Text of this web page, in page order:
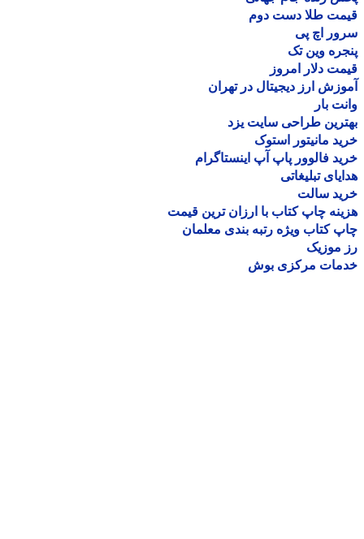
طلا دست دوم
اچ پی
وین تک
دلار امروز
ارز دیجیتال در تهران
بار
طراحی سایت یزد
مانیتور استوک
فالوور پاپ آپ اینستاگرام
تبلیغاتی
سالت
چاپ کتاب با ارزان ترین قیمت
کتاب ویژه رتبه بندی معلمان
موزیک
مرکزی بوش